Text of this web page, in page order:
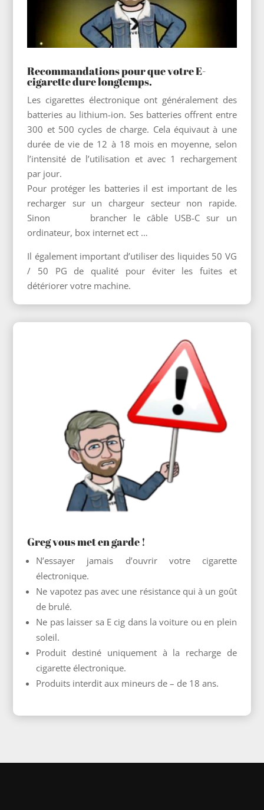
Recommandations pour que votre E-
cigarette dure longtemps.
Les cigarettes électronique ont généralement des
batteries au lithium-ion. Ses batteries offrent entre
300 et 500 cycles de charge. Cela équivaut à une
durée de vie de 12 à 18 mois en moyenne, selon
l’intensité de l’utilisation et avec 1 rechargement
par jour.
Pour protéger les batteries il est important de les
recharger sur un chargeur secteur non rapide.
Sinon
brancher le câble USB-C sur un
ordinateur, box internet ect …
Il également important d’utiliser des liquides 50 VG
/ 50 PG de qualité pour éviter les fuites et
détériorer votre machine.
Greg vous met en garde !
N’essayer jamais d’ouvrir votre cigarette
électronique.
Ne vapotez pas avec une résistance qui à un goût
de brulé.
Ne pas laisser sa E cig dans la voiture ou en plein
soleil.
Produit destiné uniquement à la recharge de
cigarette électronique.
Produits interdit aux mineurs de – de 18 ans.